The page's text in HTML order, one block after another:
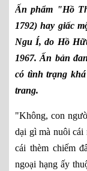
Ấn phẩm "Hồ
1792) hay giấc
Ngu Í, do Hồ
1967. Ấn bản
có tình trạng khá
trang.
"Không, con
dại gì mà nuôi cái
cái thèm chiếm
ngoại hạng ấy